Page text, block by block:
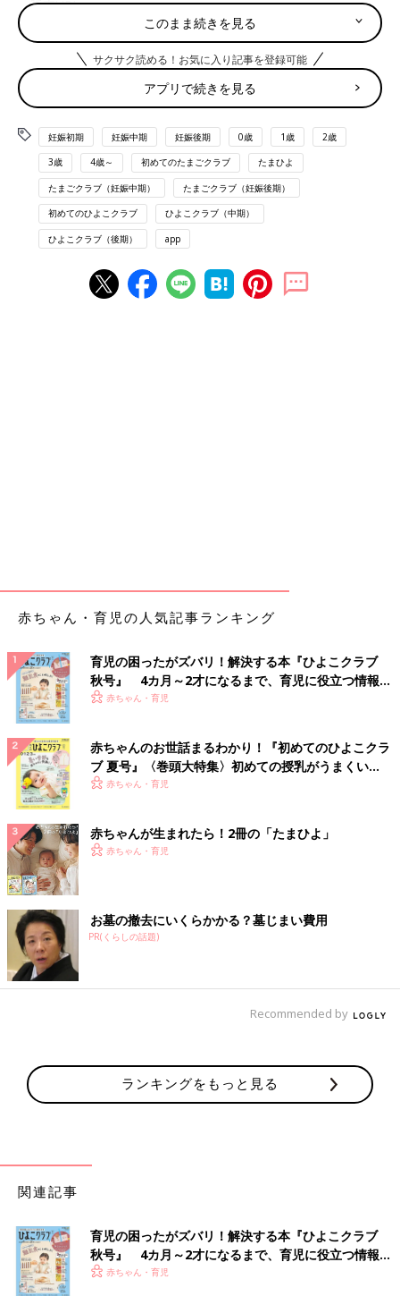
・販売URL：
https://store.line.me/stickershop/product/24544275/ja
このまま続きを見る
サクサク読める！お気に入り記事を登録可能
アプリで続きを見る
妊娠初期 妊娠中期 妊娠後期 0歳 1歳 2歳
3歳 4歳～ 初めてのたまごクラブ たまひよ
たまごクラブ（妊娠中期） たまごクラブ（妊娠後期）
初めてのひよこクラブ ひよこクラブ（中期）
ひよこクラブ（後期） app
赤ちゃん・育児の人気記事ランキング
育児の困ったがズバリ！解決する本『ひよこクラブ
秋号』 4カ月～2才になるまで、育児に役立つ情報が
いっぱい！
赤ちゃん・育児
赤ちゃんのお世話まるわかり！『初めてのひよこクラ
ブ 夏号』〈巻頭大特集〉初めての授乳がうまくい
く！ おっぱい・ミルクの基本と夏のトラブル 解決テ
赤ちゃん・育児
赤ちゃんが生まれたら！2冊の「たまひよ」
赤ちゃん・育児
お墓の撤去にいくらかかる？墓じまい費用
PR(くらしの話題)
Recommended by
ランキングをもっと見る
関連記事
育児の困ったがズバリ！解決する本『ひよこクラブ
秋号』 4カ月～2才になるまで、育児に役立つ情報が
いっぱい！
赤ちゃん・育児